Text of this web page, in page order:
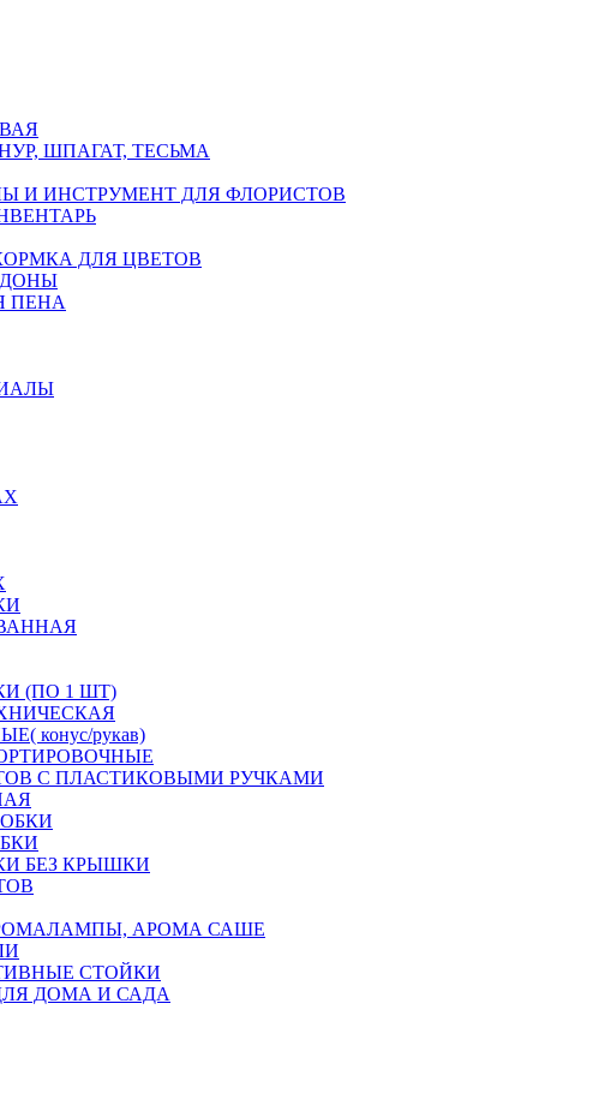
ШПАГАТ, ТЕСЬМА
И ИНСТРУМЕНТ ДЛЯ ФЛОРИСТОВ
ДЛЯ ЦВЕТОВ
ПЕНА
(ПО 1 ШТ)
конус/рукав)
С ПЛАСТИКОВЫМИ РУЧКАМИ
БЕЗ КРЫШКИ
АРОМА САШЕ
СТОЙКИ
ДОМА И САДА